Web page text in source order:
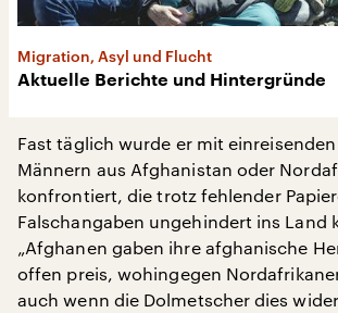
Migration, Asyl und Flucht
Aktuelle Berichte und Hintergründe
Fast täglich wurde er mit
Männern aus Afghanistan oder
konfrontiert, die trotz fehlender
Falschangaben ungehindert ins Land
„Afghanen gaben ihre afghanische
offen preis, wohingegen
auch wenn die Dolmetscher dies